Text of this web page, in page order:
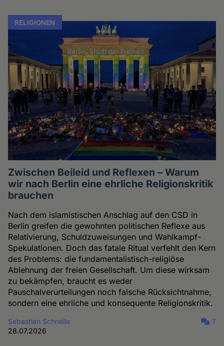
RELIGIONEN
Zwischen Beileid und Reflexen – Warum
wir nach Berlin eine ehrliche Religionskritik
brauchen
Nach dem islamistischen Anschlag auf den CSD in
Berlin greifen die gewohnten politischen Reflexe aus
Relativierung, Schuldzuweisungen und Wahlkampf-
Spekulationen. Doch das fatale Ritual verfehlt den Kern
des Problems: die fundamentalistisch-religiöse
Ablehnung der freien Gesellschaft. Um diese wirksam
zu bekämpfen, braucht es weder
Pauschalverurteilungen noch falsche Rücksichtnahme,
sondern eine ehrliche und konsequente Religionskritik.
Sebastian Schnelle
28.07.2026
7